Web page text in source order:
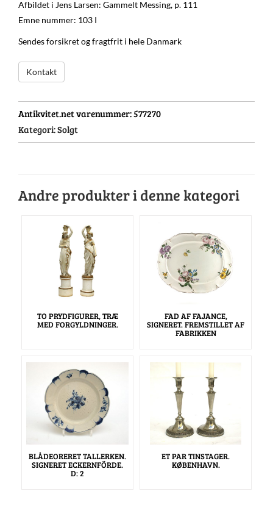
Afbildet i Jens Larsen: Gammelt Messing, p. 111
Emne nummer: 103 I
Sendes forsikret og fragtfrit i hele Danmark
Kontakt
Antikvitet.net varenummer:577270
Kategori:Solgt
Andre produkter i denne kategori
TO PRYDFIGURER, TRÆ
MED FORGYLDNINGER.
FAD AF FAJANCE,
SIGNERET. FREMSTILLET AF
FABRIKKEN
BLÅDEORERET TALLERKEN.
SIGNERET ECKERNFÖRDE.
D: 2
ET PAR TINSTAGER.
KØBENHAVN.